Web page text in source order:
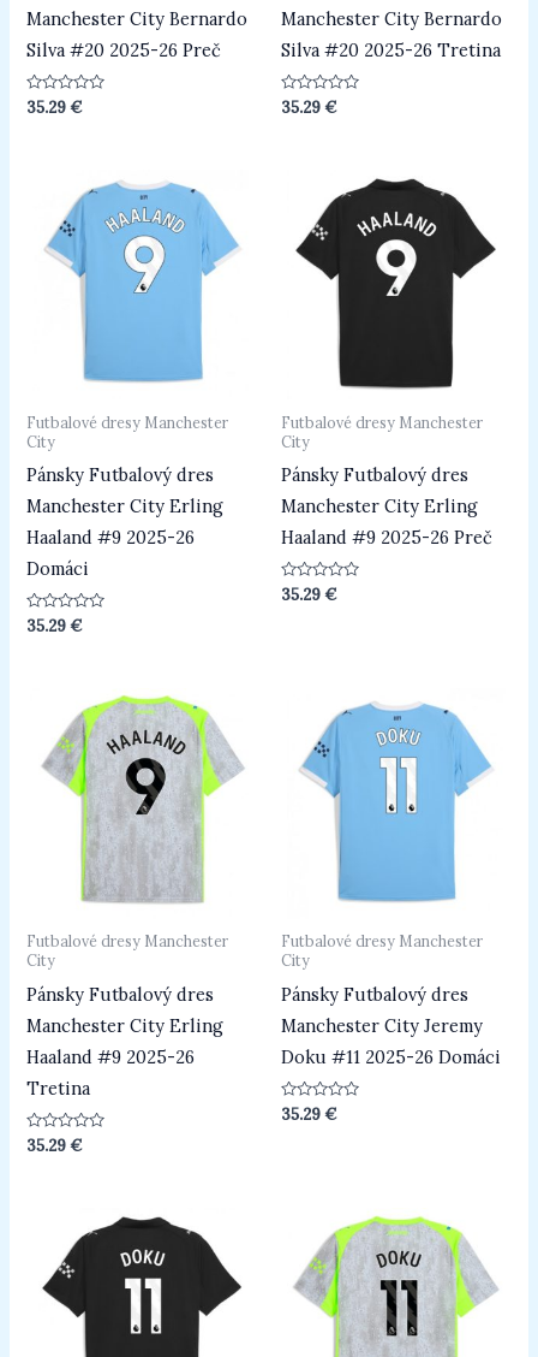
Manchester City Bernardo
Silva #20 2025-26 Preč
Hodnotenie
0
35.29€
Manchester City Bernardo
Silva #20 2025-26 Tretina
Hodnotenie
0
35.29€
Futbalové dresy Manchester
City
Pánsky Futbalový dres
Manchester City Erling
Haaland #9 2025-26
Domáci
Hodnotenie
35.29€
Futbalové dresy Manchester
City
Pánsky Futbalový dres
Manchester City Erling
Haaland #9 2025-26 Preč
Hodnotenie
35.29€
Futbalové dresy Manchester
City
Pánsky Futbalový dres
Manchester City Erling
Haaland #9 2025-26
Tretina
Hodnotenie
0
35.29€
Futbalové dresy Manchester
City
Pánsky Futbalový dres
Manchester City Jeremy
Doku #11 2025-26 Domáci
Hodnotenie
0
35.29€